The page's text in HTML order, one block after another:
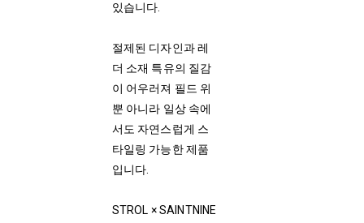
있습니다.
절제된 디자인과 레
더 소재 특유의 질감
이 어우러져 필드 위
뿐 아니라 일상 속에
서도 자연스럽게 스
타일링 가능한 제품
입니다.
STROL × SAINTNINE